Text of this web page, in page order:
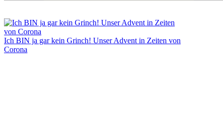
Ich BIN ja gar kein Grinch! Unser Advent in Zeiten von
Corona